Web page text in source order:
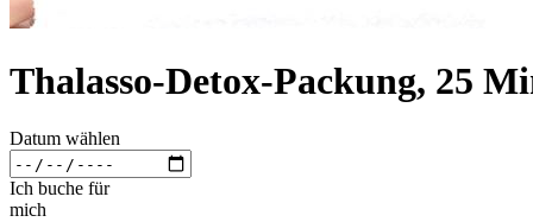
Thalasso-Detox-Packung, 25
Datum wählen
Ich buche für
mich